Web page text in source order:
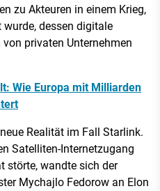
zu Akteuren in einem Krieg,
dessen digitale
privaten Unternehmen
Wie Europa mit Milliarden
Realität im Fall Starlink.
Satelliten-Internetzugang
störte, wandte sich der
Mychajlo Fedorow an Elon